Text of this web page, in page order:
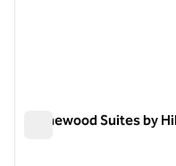
Homewood Suites by